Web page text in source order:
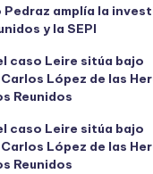
Pedraz amplía la
y la SEPI
caso Leire sitúa bajo
López de las
Reunidos
caso Leire sitúa bajo
López de las
Reunidos